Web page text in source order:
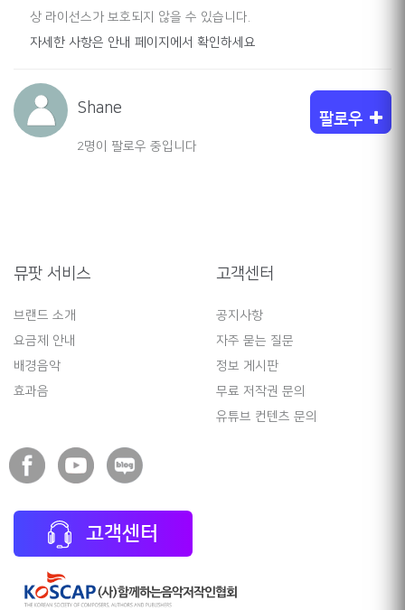
상 라이선스가 보호되지 않을 수 있습니다.
자세한 사항은 안내 페이지에서 확인하세요
Shane
팔로우
2명이 팔로우 중입니다
뮤팟 서비스
브랜드 소개
요금제 안내
배경음악
효과음
고객센터
공지사항
자주 묻는 질문
정보 게시판
무료 저작권 문의
유튜브 컨텐츠 문의
고객센터